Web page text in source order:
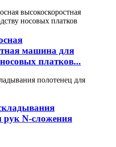
машина для
платков...
рук N-сложения